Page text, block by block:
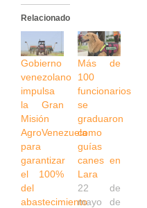
Relacionado
Gobierno
venezolano
impulsa
la Gran
Misión
AgroVenezuela
para
garantizar
el 100%
del
abastecimiento
Más de
100
funcionarios
se
graduaron
como
guías
canes en
Lara
22 de
mayo de